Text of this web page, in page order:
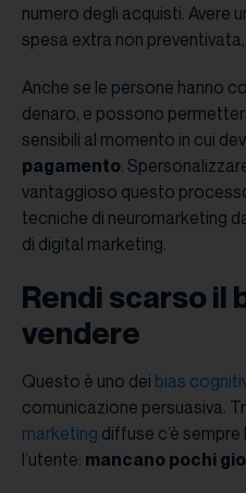
numero degli acquisti. Avere
spesa extra non
Anche se le persone hanno
denaro, e possono
sensibili al momento in cui
pagamento.
vantaggioso questo
tecniche di neuromarketing
di digital marketing.
Rendi scarso il
vendere
Questo è uno dei bias
comunicazione persuasiva.
marketing diffuse c’è
l’utente: mancano pochi